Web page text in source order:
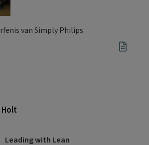
van Simply Philips
Holt
Leading with Lean